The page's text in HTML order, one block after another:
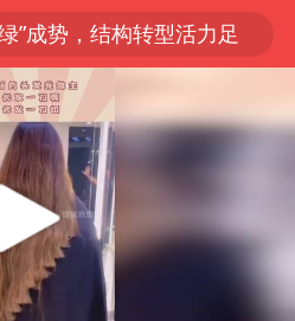
”成势，结构转型活力足
暴发金迪普拉病毒
41岁女子为鼓励女儿考上985研究生
“梅姨”已是老年人 死刑或适用受限